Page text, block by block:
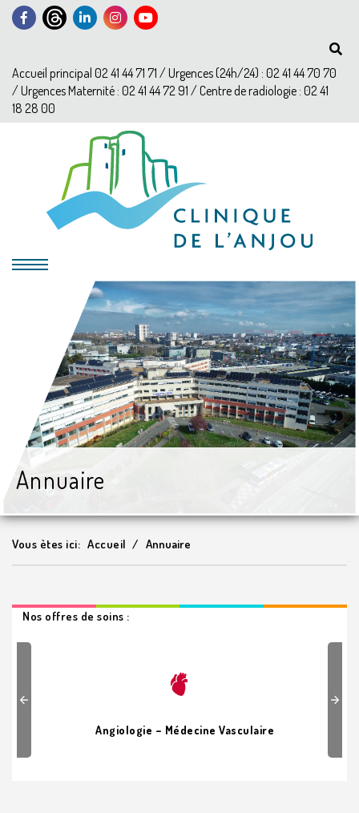
Accueil principal 02 41 44 71 71 / Urgences (24h/24) : 02 41 44 70 70
/ Urgences Maternité : 02 41 44 72 91 / Centre de radiologie : 02 41
18 28 00
Annuaire
Vous ètes ici: Accueil Annuaire
Nos offres de soins :
Previous
Angiologie – Médecine Vasculaire
Next